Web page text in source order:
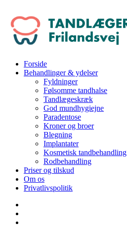
Forside
Behandlinger & ydelser
Fyldninger
Følsomme tandhalse
Tandlægeskræk
God mundhygiejne
Paradentose
Kroner og broer
Blegning
Implantater
Kosmetisk tandbehandling
Rodbehandling
Priser og tilskud
Om os
Privatlivspolitik